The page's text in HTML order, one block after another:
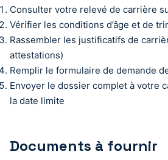
Consulter votre relevé de carrière
Vérifier les conditions d’âge et de
Rassembler les justificatifs de
attestations)
Remplir le formulaire de demande
Envoyer le dossier complet à votre
la date limite
Documents à fournir